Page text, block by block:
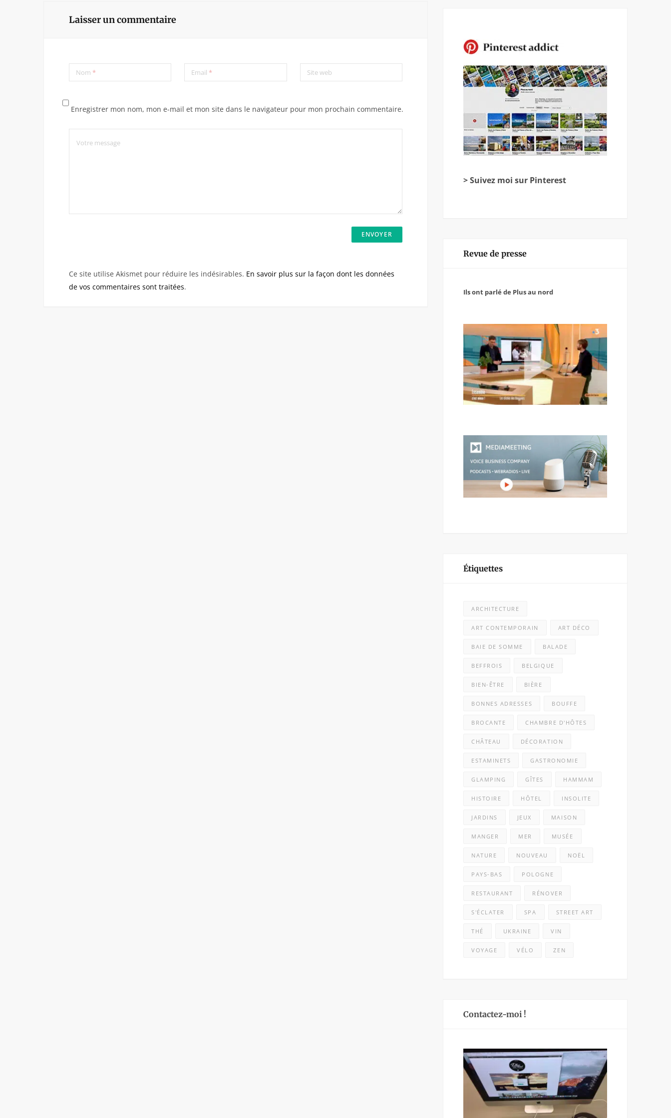
Laisser un commentaire
Nom * Email* Site web
Enregistrer mon nom, mon e-mail et mon site dans le navigateur pour mon prochain commentaire.
Ce site utilise Akismet pour réduire les indésirables. En savoir plus sur la façon dont les données
de vos commentaires sont traitées.
> Suivez moi sur Pinterest
Revue de presse
Ils ont parlé de Plus au nord
Étiquettes
ARCHITECTURE
ART CONTEMPORAIN ART DÉCO
BAIE DE SOMME BALADE
BEFFROIS BELGIQUE
BIEN-ÊTRE BIÈRE
BONNES ADRESSES BOUFFE
BROCANTE CHAMBRE D'HÔTES
CHÂTEAU DÉCORATION
ESTAMINETS GASTRONOMIE
GLAMPING GÎTES HAMMAM
HISTOIRE HÔTEL INSOLITE
JARDINS JEUX MAISON
MANGER MER MUSÉE
NATURE NOUVEAU NOËL
PAYS-BAS POLOGNE
RESTAURANT RÉNOVER
S'ÉCLATER SPA STREET ART
THÉ UKRAINE VIN
VOYAGE VÉLO ZEN
Contactez-moi !